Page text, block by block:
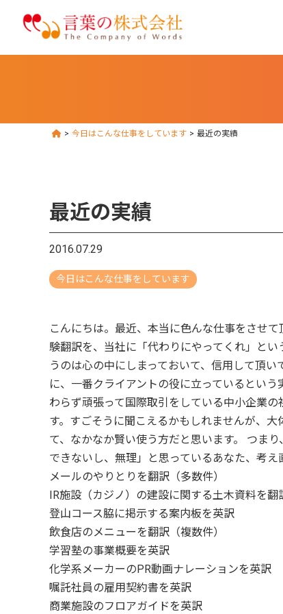
> 今日はこんな仕事をしています > 最近の実績
最近の実績
2016.07.29
今日はこんな仕事をしています
こんにちは。最近、本当に色んな仕事をさせ
験翻訳を、当社に「代わりにやってくれ」と
うのは心の中にしまっておいて、信用して頂
に、一番クライアントの役に立っているとい
わらず頑張って国際取引をしている中小企業
す。すごそうに聞こえるかもしれませんが、
て、なかなか賢い使う方だと思います。 つま
できないし、無理」と思っているあなた、考え
メールのやりとりを翻訳（多数件）
IR施設（カジノ）の建設に関する土木資料を翻
登山コース脇に掲示する案内板を英訳
飲食店のメニューを翻訳（複数件）
学習塾の事業概要を英訳
化学系メーカーのPR動画ナレーションを英訳
嘱託社員の雇用契約書を英訳
商業施設のフロアガイドを英訳